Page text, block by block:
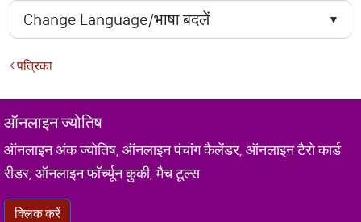
पत्रिका
ऑनलाइन ज्योतिष
ऑनलाइन अंक ज्योतिष, ऑनलाइन पंचांग कैलेंडर, ऑनलाइन टैरो कार्ड
रीडर, ऑनलाइन फॉर्च्यून कुकी, मैच टूल्स
क्लिक करें